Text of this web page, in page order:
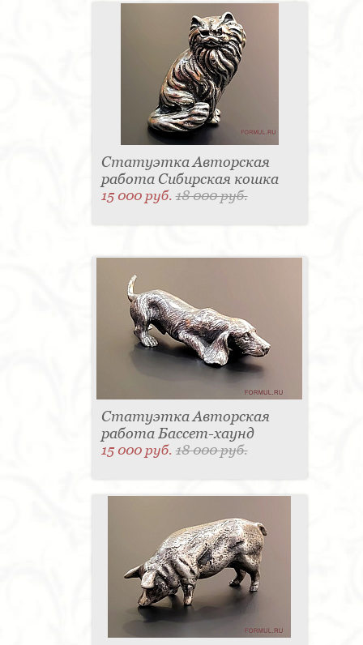
Статуэтка Авторская
работа Сибирская кошка
15 000 руб.18 000 руб.
Статуэтка Авторская
работа Бассет-хаунд
15 000 руб.18 000 руб.